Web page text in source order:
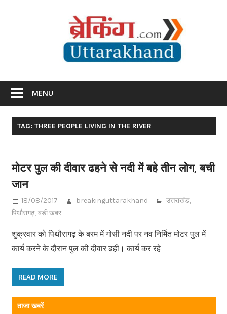
MENU
TAG: THREE PEOPLE LIVING IN THE RIVER
मोटर पुल की दीवार ढहने से नदी में बहे तीन लोग, बची
जान
18/08/2017 breakinguttarakhand उत्तराखंड,
पिथौरागढ़,बड़ी खबर
शुक्रवार को पिथौरागढ़ के बरम में गोसी नदी पर नव निर्मित मोटर पुल में
कार्य करने के दौरान पुल की दीवार ढही। कार्य कर रहे
READ MORE
ताजा खबरें